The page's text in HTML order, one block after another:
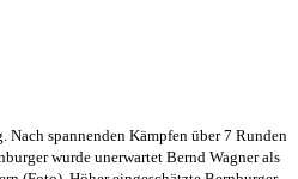
spannenden Kämpfen über 7 Runden
wurde unerwartet Bernd Wagner als